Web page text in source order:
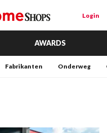
Login
AWARDS
Fabrikanten Onderweg